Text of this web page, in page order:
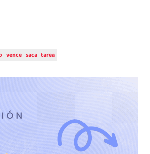
vence saca tarea